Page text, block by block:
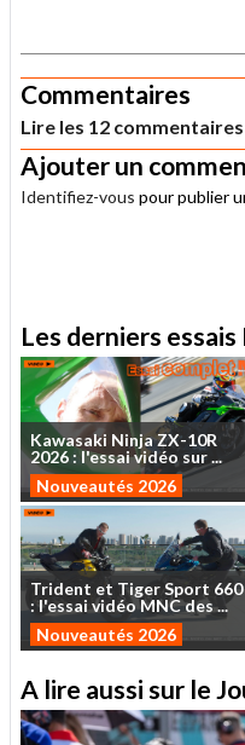
Commentaires
Lire les 12
Ajouter un
Identifiez-vous pour publier
Les derniers
Kawasaki NinjaZX-10R
2026: l'essaividéo sur...
Nouveautés 2026
Trident et TigerSport 660
: l'essaividéo MNCdes...
Nouveautés 2026
A lire aussi sur le